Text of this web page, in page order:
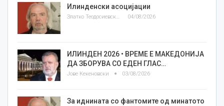
Илинденски асоцијации
Златко Теодосиевски 04/08/2026
ИЛИНДЕН 2026 • ВРЕМЕ Е МАКЕДОНИЈА
ДА ЗБОРУВА СО ЕДЕН ГЛАС…
Јове Кекеновски 03/08/2026
За иднината со фантомите од минатото